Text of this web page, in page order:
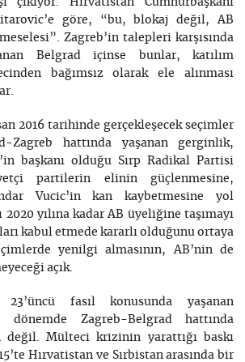
çıkıyor. Hırvatistan Cumhurbaşkanı
göre, “bu, blokaj değil, AB
Zagreb’in talepleri karşısında
Belgrad içinse bunlar, katılım
bağımsız olarak ele alınması
2016 tarihinde gerçekleşecek seçimler
Zagreb hattında yaşanan gerginlik,
başkanı olduğu Sırp Radikal Partisi
partilerin elinin güçlenmesine,
Vucic’in kan kaybetmesine yol
2020 yılına kadar AB üyeliğine taşımayı
kabul etmede kararlı olduğunu ortaya
yenilgi almasının, AB’nin de
açık.
23’üncü fasıl konusunda yaşanan
dönemde Zagreb-Belgrad hattında
değil. Mülteci krizinin yarattığı baskı
Hırvatistan ve Sırbistan arasında bir